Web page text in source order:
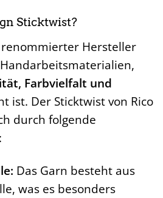
Sticktwist?
renommierter Hersteller
Farbvielfalt und
ist. Der Sticktwist von Rico
durch folgende
Das Garn besteht aus
was es besonders